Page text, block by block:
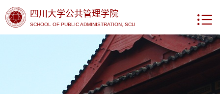
四川大学公共管理学院
SCHOOL OF PUBLIC ADMINISTRATION, SCU